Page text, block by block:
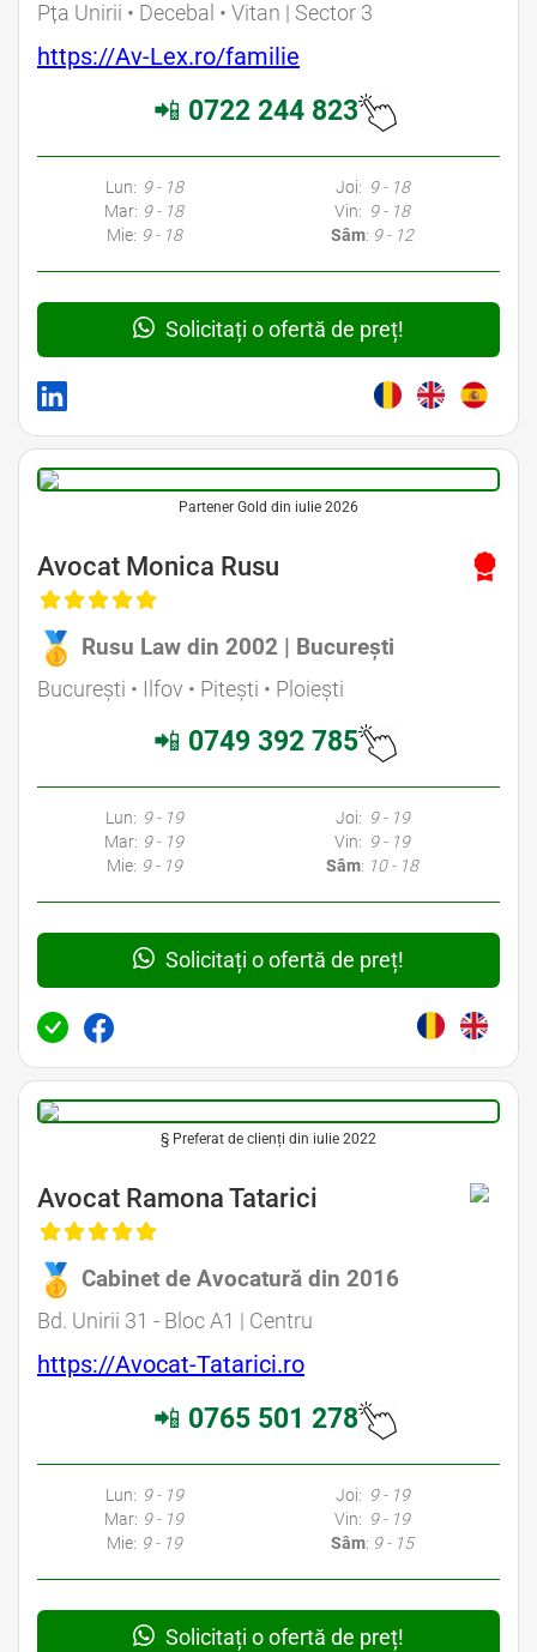
Pța Unirii • Decebal • Vitan | Sector 3
https://Av-Lex.ro/familie
📲 0722 244 823
Lun: 9 - 18
Mar: 9 - 18
Mie: 9 - 18
Joi: 9 - 18
Vin: 9 - 18
Sâm: 9 - 12
Solicitați o ofertă de preț!
Partener Gold din iulie 2026
Avocat Monica Rusu
Rusu Law din 2002 | București
București • Ilfov • Pitești • Ploiești
📲 0749 392 785
Lun: 9 - 19
Mar: 9 - 19
Mie: 9 - 19
Joi: 9 - 19
Vin: 9 - 19
Sâm: 10 - 18
Solicitați o ofertă de preț!
§ Preferat de clienți din iulie 2022
Avocat Ramona Tatarici
Cabinet de Avocatură din 2016
Bd. Unirii 31 - Bloc A1 | Centru
https://Avocat-Tatarici.ro
📲 0765 501 278
Lun: 9 - 19
Mar: 9 - 19
Mie: 9 - 19
Joi: 9 - 19
Vin: 9 - 19
Sâm: 9 - 15
Solicitați o ofertă de preț!